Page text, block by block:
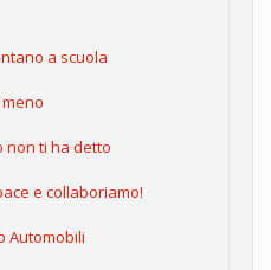
a scuola
non ti ha detto
e collaboriamo!
Automobili